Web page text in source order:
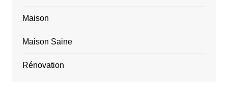
Maison
Maison Saine
Rénovation